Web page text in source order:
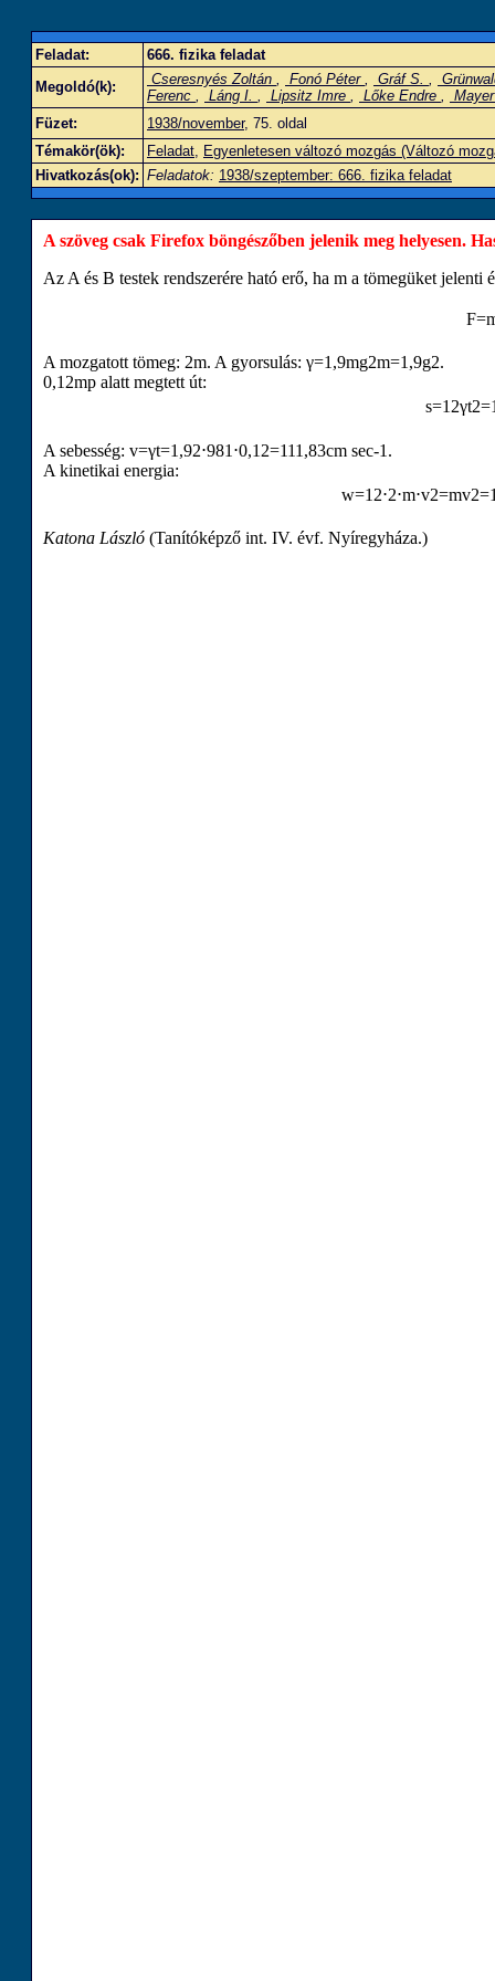
Feladat:
666. fizika feladat
Megoldó(k):
Cseresnyés Zoltán , Fonó Péter , Gráf S. ,
Ferenc , Láng I. , Lipsitz Imre , Lőke Endre ,
Füzet:
1938/november, 75. oldal
Témakör(ök):
Feladat, Egyenletesen változó mozgás (Változó
Hivatkozás(ok): Feladatok: 1938/szeptember: 666. fizika feladat
A szöveg csak Firefox böngészőben jelenik meg helyesen.
Az A és B testek rendszerére ható erő, ha m a tömegüket jelenti
F=
A mozgatott tömeg: 2m. A gyorsulás: γ=1 ,9mg2m=1 ,9g2.
0,12mp alatt megtett út:
s=1 2γt2=
A sebesség: v=γt=1 ,92⋅981 ⋅0,12=111 ,83cm sec-1 .
A kinetikai energia:
w=1 2⋅2⋅m⋅v2=mv2=
Katona László (Tanítóképző int. IV. évf. Nyíregyháza.)